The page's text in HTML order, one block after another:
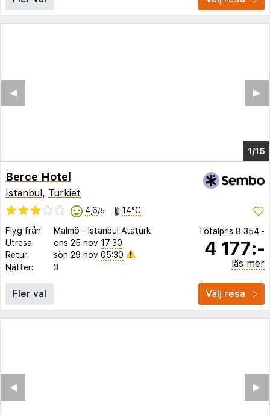
1/10
▶︎
◀︎
Berce Hotel
Istanbul , Turkiet
4,6/5 14°C
Flyg från: Malmö - Istanbul Atatürk
Utresa:
ons 25 nov 17:30
Retur:
sön 29 nov 05:30
Nätter:
3
Totalpris 8 354:-
4 177:-
läs mer
Fler val Välj resa
▶︎
◀︎